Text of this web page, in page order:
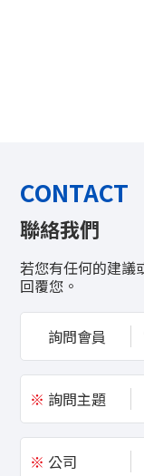
CONTACT
聯絡我們
若您有任何的建議
回覆您。
詢問會員
※ 詢問主題
※ 公司